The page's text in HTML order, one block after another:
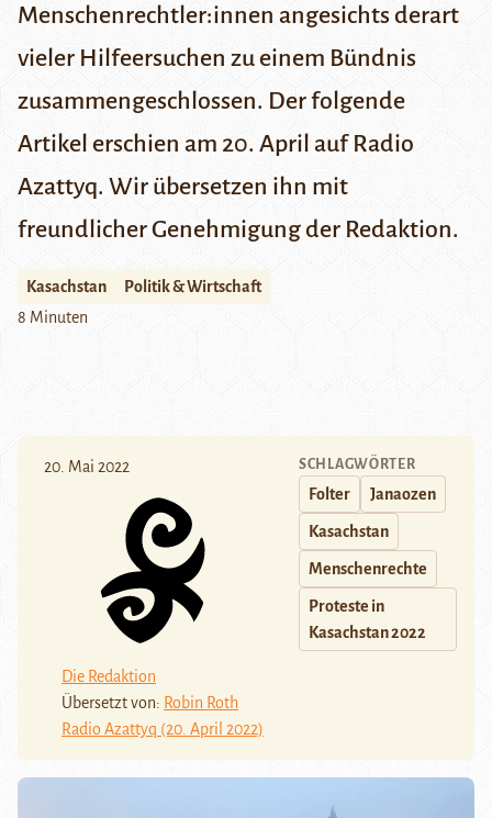
Menschenrechtler:innen angesichts derart
vieler Hilfeersuchen zu einem Bündnis
zusammengeschlossen. Der folgende
Artikel erschien am 20. April auf Radio
Azattyq. Wir übersetzen ihn mit
freundlicher Genehmigung der Redaktion.
Kasachstan
Politik & Wirtschaft
8 Minuten
20. Mai 2022
Die Redaktion
Übersetzt von: Robin Roth
Radio Azattyq (20. April 2022)
SCHLAGWÖRTER
Folter Janaozen
Kasachstan
Menschenrechte
Proteste in
Kasachstan 2022